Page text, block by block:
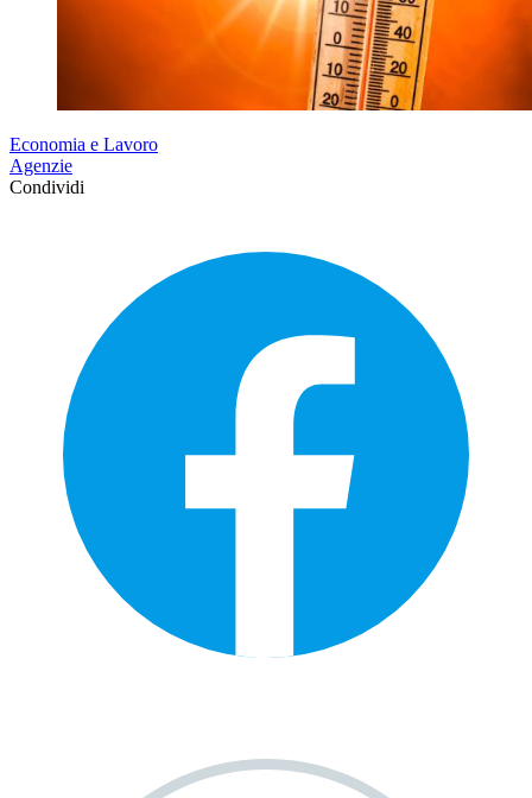
Economia e Lavoro
Agenzie
Condividi